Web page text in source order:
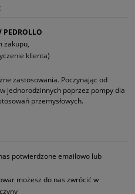
zakupu,
klienta)
zastosowania. Poczynając od
jednorodzinnych poprzez pompy dla
przemysłowych.
potwierdzone emailowo lub
możesz do nas zwrócić w